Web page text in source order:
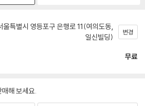
울특별시 영등포구 은행로 11(여의도동,
일신빌딩)
변경
무료
해 보세요.